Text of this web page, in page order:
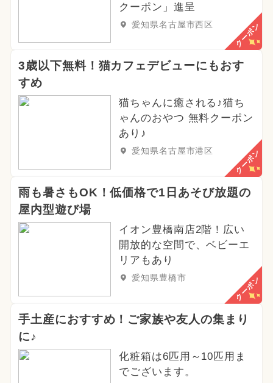
クーポン」進呈
愛知県名古屋市西区 クーポン
3歳以下無料！猫カフェデビューにもおす
すめ
猫ちゃんに癒される♪猫ち
ゃんのおやつ 無料クーポン
あり♪
愛知県名古屋市港区 クーポン
雨も暑さもOK！低価格で1日あそび放題の
屋内型遊び場
イオン豊橋南店2階！広い
開放的な空間で、ベビーエ
リアもあり
愛知県豊橋市 クーポン
手土産におすすめ！ご家族や友人の集まり
に♪
化粧箱は6匹用～10匹用ま
でございます。